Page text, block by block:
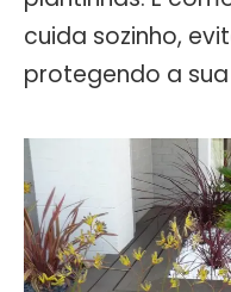
cuida sozinho,
protegendo a